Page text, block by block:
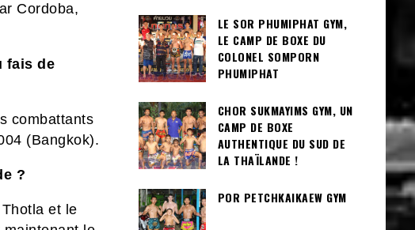
Cordoba,
fais de
combattants
(Bangkok).
?
et le
LE SOR PHUMIPHAT GYM,
LE CAMP DE BOXE DU
COLONEL SOMPORN
PHUMIPHAT
CHOR SUKMAYIMS GYM, UN
CAMP DE BOXE
AUTHENTIQUE DU SUD DE
LA THAÏLANDE !
POR PETCHKAIKAEW GYM